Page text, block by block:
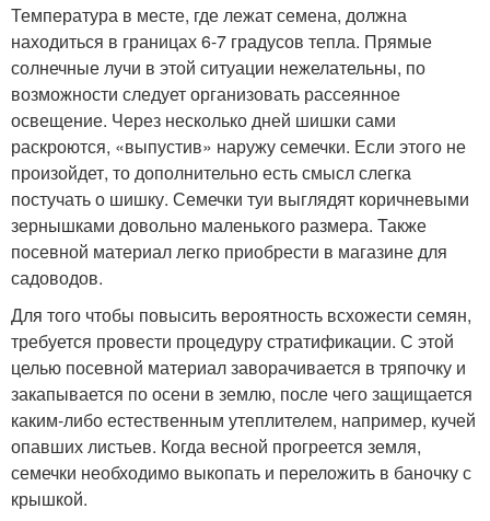
Температура в месте, где лежат семена, должна
находиться в границах 6-7 градусов тепла. Прямые
солнечные лучи в этой ситуации нежелательны, по
возможности следует организовать рассеянное
освещение. Через несколько дней шишки сами
раскроются, «выпустив» наружу семечки. Если этого не
произойдет, то дополнительно есть смысл слегка
постучать о шишку. Семечки туи выглядят коричневыми
зернышками довольно маленького размера. Также
посевной материал легко приобрести в магазине для
садоводов.
Для того чтобы повысить вероятность всхожести семян,
требуется провести процедуру стратификации. С этой
целью посевной материал заворачивается в тряпочку и
закапывается по осени в землю, после чего защищается
каким-либо естественным утеплителем, например, кучей
опавших листьев. Когда весной прогреется земля,
семечки необходимо выкопать и переложить в баночку с
крышкой.